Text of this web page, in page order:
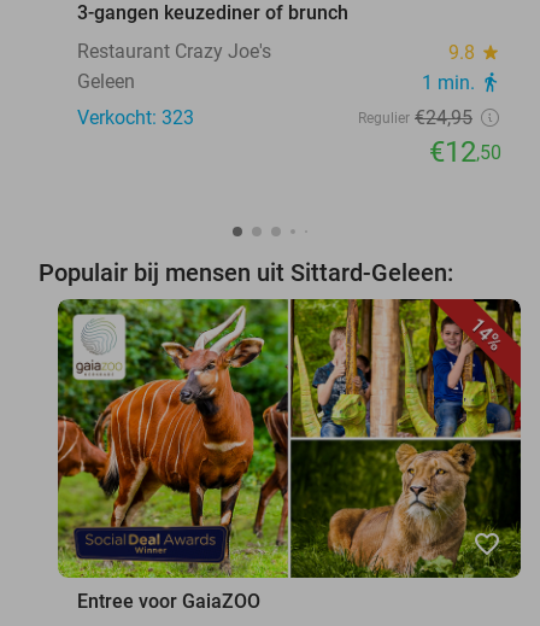
3-gangen keuzediner of brunch
Restaurant Crazy Joe's
9.8 star
Geleen 1 min. directions_walk
Verkocht: 323 Regulier €24,95
€12,50
Populair bij mensen uit Sittard-Geleen:
14%
favorite_border
Entree voor GaiaZOO